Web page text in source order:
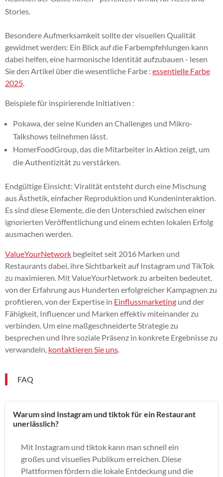
Stories.
Besondere Aufmerksamkeit sollte der visuellen Qualität
gewidmet werden: Ein Blick auf die Farbempfehlungen kann
dabei helfen, eine harmonische Identität aufzubauen - lesen
Sie den Artikel über die wesentliche Farbe : essentielle Farbe
2025
Beispiele für inspirierende Initiativen :
Pokawa, der seine Kunden an Challenges und Mikro-
Talkshows teilnehmen lässt.
HomerFoodGroup, das die Mitarbeiter in Aktion zeigt, um
die Authentizität zu verstärken.
Endgültige Einsicht: Viralität entsteht durch eine Mischung
aus Ästhetik, einfacher Reproduktion und Kundeninteraktion.
Es sind diese Elemente, die den Unterschied zwischen einer
ignorierten Veröffentlichung und einem echten lokalen Erfolg
ausmachen werden.
ValueYourNetwork begleitet seit 2016 Marken und
Restaurants dabei, ihre Sichtbarkeit auf Instagram und TikTok
zu maximieren. Mit ValueYourNetwork zu arbeiten bedeutet,
von der Erfahrung aus Hunderten erfolgreicher Kampagnen zu
profitieren, von der Expertise in Einflussmarketing und der
Fähigkeit, Influencer und Marken effektiv miteinander zu
verbinden. Um eine maßgeschneiderte Strategie zu
besprechen und Ihre soziale Präsenz in konkrete Ergebnisse zu
verwandeln, kontaktieren Sie uns
FAQ
Warum sind Instagram und tiktok für ein Restaurant
unerlässlich?
Mit Instagram und tiktok kann man schnell ein
großes und visuelles Publikum erreichen. Diese
Plattformen fördern die lokale Entdeckung und die